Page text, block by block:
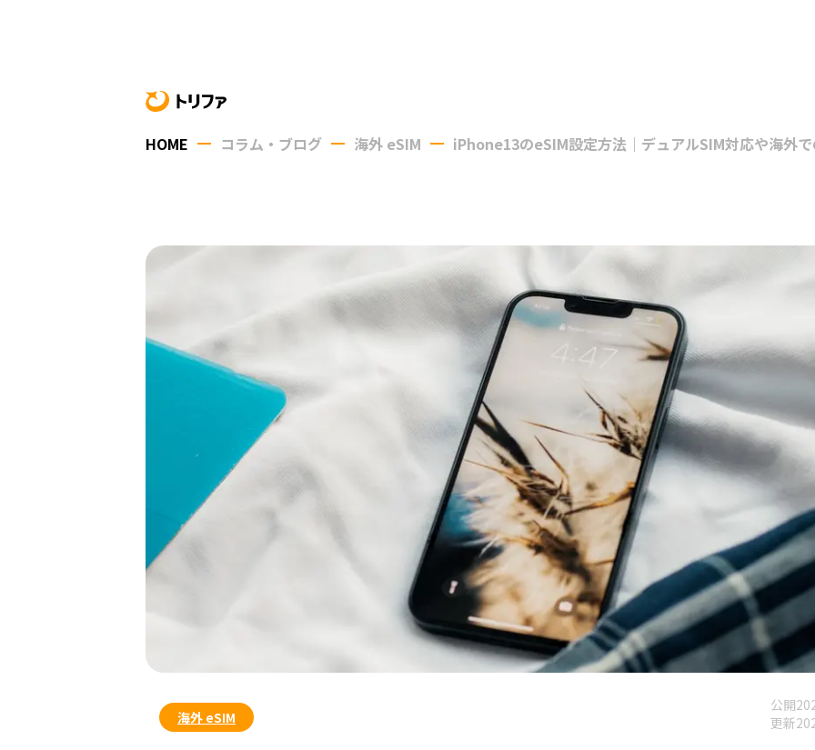
HOME コラム・ブログ 海外 eSIM iPhone13のeSIM設定方法｜デュアルSIM対応や海外
海外 eSIM
公開
更新